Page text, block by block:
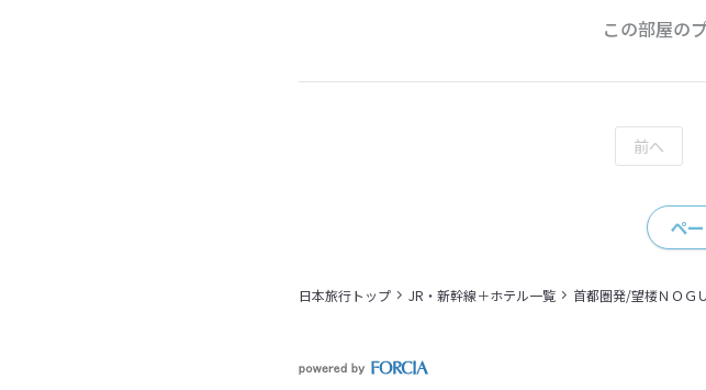
この部屋の
ペ
日本旅行トップ JR・新幹線＋ホテル一覧 首都圏発/望楼ＮＯＧ